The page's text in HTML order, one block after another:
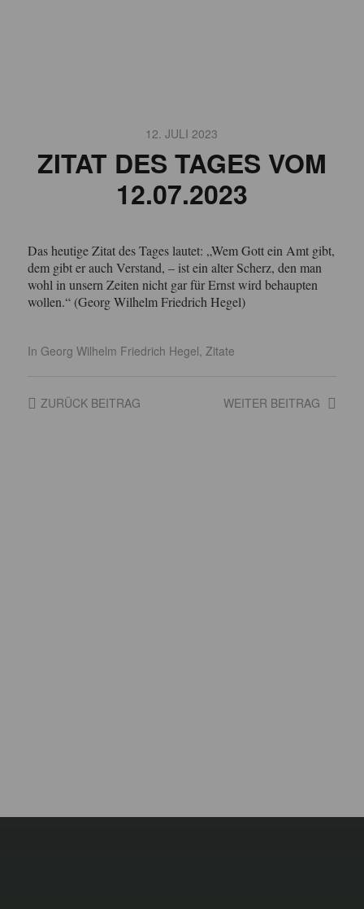
12. JULI 2023
ZITAT DES TAGES VOM
12.07.2023
Das heutige Zitat des Tages lautet: „Wem Gott ein Amt gibt,
dem gibt er auch Verstand, – ist ein alter Scherz, den man
wohl in unsern Zeiten nicht gar für Ernst wird behaupten
wollen.“ (Georg Wilhelm Friedrich Hegel)
In Georg Wilhelm Friedrich Hegel, Zitate
WEITER BEITRAG
ZURÜCKBEITRAG